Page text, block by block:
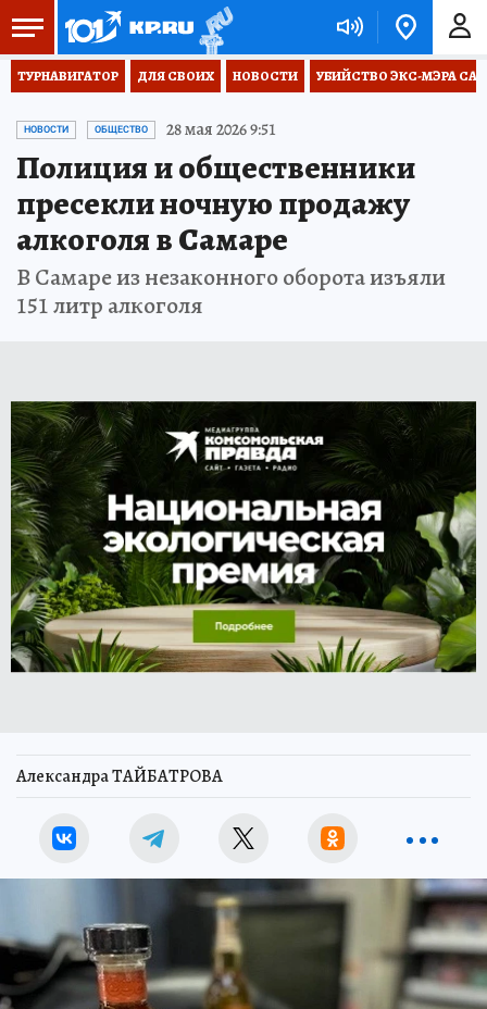
ТУРНАВИГАТОР ДЛЯ СВОИХ НОВОСТИ УБИЙСТВО ЭКС-МЭРА
НОВОСТИ ОБЩЕСТВО 28 мая 2026 9:51
Полиция и общественники
пресекли ночную продажу
алкоголя в Самаре
В Самаре из незаконного оборота изъяли
151 литр алкоголя
Александра ТАЙБАТРОВА